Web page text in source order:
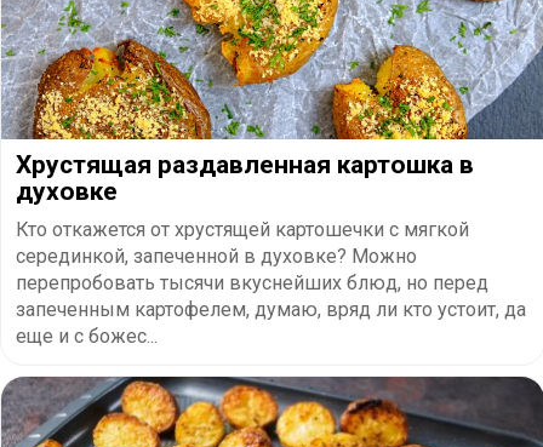
Хрустящая раздавленная картошка в
духовке
Кто откажется от хрустящей картошечки с мягкой
серединкой, запеченной в духовке? Можно
перепробовать тысячи вкуснейших блюд, но перед
запеченным картофелем, думаю, вряд ли кто устоит, да
еще и с божес...